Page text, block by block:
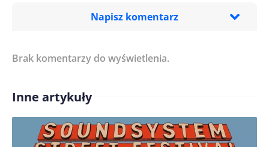
Napisz komentarz
Treść komentarza*
Imię/ Nick*
Brak komentarzy do wyświetlenia.
Inne artykuły